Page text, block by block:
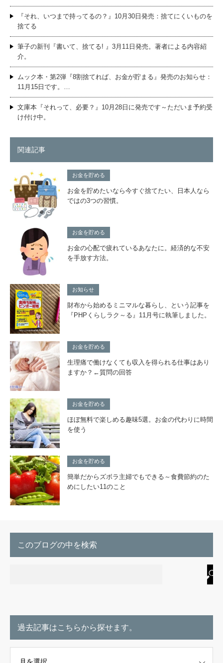
『それ、いつまで持ってるの？』10月30日発売：捨てにくいものを
捨てる
筆子の新刊『書いて、捨てる! 』3月11日発売。著者による内容紹
介。
ムック本・第2弾『8割捨てれば、お金が貯まる』発売のお知らせ：
11月15日です。…
文庫本『それって、必要？』10月28日に発売です～ただいま予約受
け付け中。
関連記事
お金を貯める
お金を貯めたいなら今すぐ捨てたい、日本人なら
ではの3つの習慣。
お金を貯める
お金の心配で疲れているあなたに。経済的な不安
を手放す方法。
お知らせ
財布から始めるミニマルな暮らし、という記事を
『PHPくらしラク～る』11月号に執筆しました。
お金を貯める
生理痛で働けなくても収入を得られる仕事はあり
ますか？←質問の回答
お金を貯める
ほぼ無料で楽しめる趣味5選。お金の代わりに時間
を使う
お金を貯める
簡単だからズボラ主婦でもできる～食費節約のた
めにしたい11のこと
このブログの中を検索
過去記事はこちらから探せます。